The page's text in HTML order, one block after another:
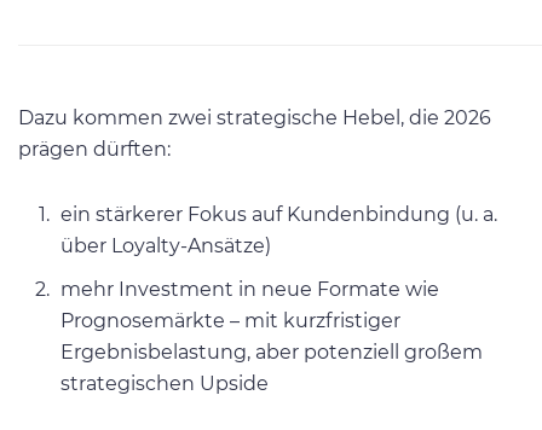
Dazu kommen zwei strategische Hebel, die 2026
prägen dürften:
ein stärkerer Fokus auf Kundenbindung (u. a.
über Loyalty-Ansätze)
mehr Investment in neue Formate wie
Prognosemärkte – mit kurzfristiger
Ergebnisbelastung, aber potenziell großem
strategischen Upside